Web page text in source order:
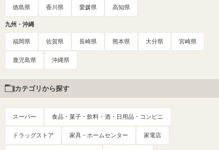
徳島県 香川県 愛媛県 高知県
九州・沖縄
福岡県 佐賀県 長崎県 熊本県 大分県 宮崎県
鹿児島県 沖縄県
カテゴリから探す
スーパー 食品・菓子・飲料・酒・日用品・コンビニ
ドラッグストア 家具・ホームセンター 家電店